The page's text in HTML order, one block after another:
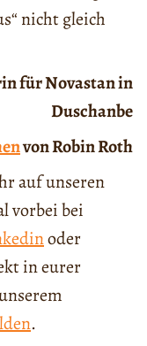
nicht gleich
für Novastan in
Duschanbe
von Robin Roth
auf unseren
vorbei bei
oder
in eurer
.